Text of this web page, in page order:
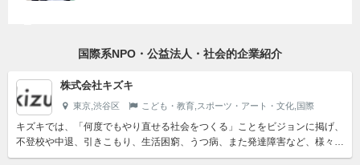
国際系NPO・公益法人・社会的企業紹介
株式会社キズキ
東京,渋谷区 こども・教育,スポーツ・アート・文化,国際
キズキでは、「何度でもやり直せる社会をつくる」ことをビジョンに掲げ、
不登校や中退、引きこもり、生活困窮、うつ病、また発達障害など、様々な
困難に直面した方たちに向けた事業を展開しています。様々な理...